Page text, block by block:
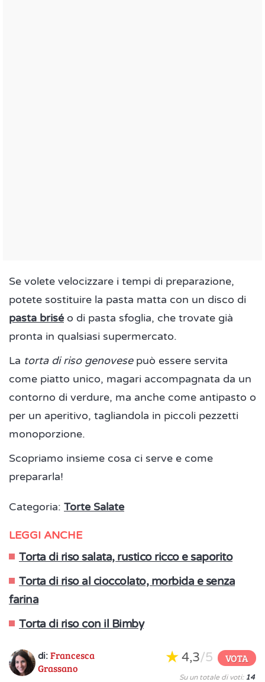
Se volete velocizzare i tempi di preparazione,
potete sostituire la pasta matta con un disco di
pasta briséo di pasta sfoglia, che trovate già
pronta in qualsiasi supermercato.
La torta di riso genovesepuò essere servita
come piatto unico, magari accompagnata da un
contorno di verdure, ma anche come antipasto o
per un aperitivo, tagliandola in piccoli pezzetti
monoporzione.
Scopriamo insieme cosa ci serve e come
prepararla!
Categoria: Torte Salate
LEGGI ANCHE
Torta di riso salata, rustico ricco e saporito
Torta di riso al cioccolato, morbida e senza
farina
Torta di riso con il Bimby
di: Francesca
Grassano
4,3/5 VOTA
Su un totale di voti: 14